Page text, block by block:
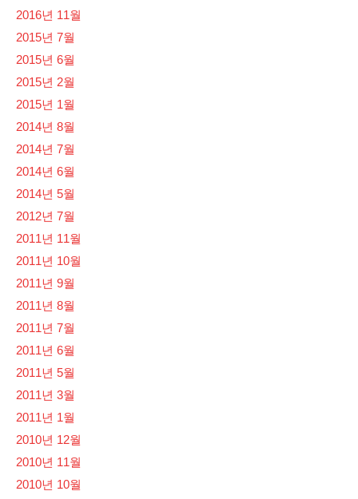
2016년 11월
2015년 7월
2015년 6월
2015년 2월
2015년 1월
2014년 8월
2014년 7월
2014년 6월
2014년 5월
2012년 7월
2011년 11월
2011년 10월
2011년 9월
2011년 8월
2011년 7월
2011년 6월
2011년 5월
2011년 3월
2011년 1월
2010년 12월
2010년 11월
2010년 10월